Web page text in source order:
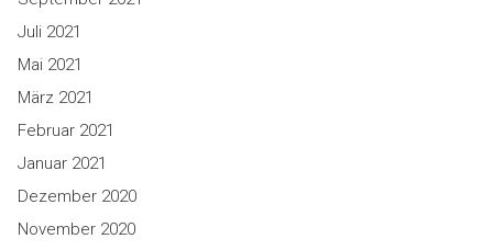
Juli 2021
Mai 2021
März 2021
Februar 2021
Januar 2021
Dezember 2020
November 2020